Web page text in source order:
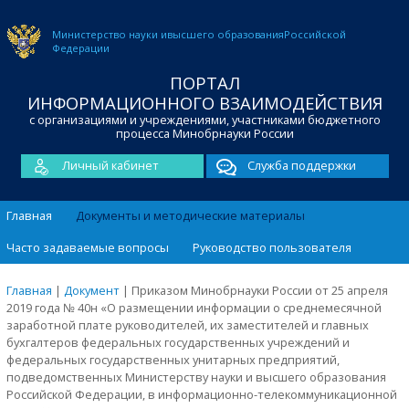
Министерство науки ивысшего образованияРоссийской
Федерации
ПОРТАЛ
ИНФОРМАЦИОННОГО ВЗАИМОДЕЙСТВИЯ
с организациями и учреждениями, участниками бюджетного
процесса Минобрнауки России
Личный кабинет
Служба поддержки
Главная
Документы и методические материалы
Часто задаваемые вопросы
Руководство пользователя
Главная | Документ | Приказом Минобрнауки России от 25 апреля
2019 года № 40н «О размещении информации о среднемесячной
заработной плате руководителей, их заместителей и главных
бухгалтеров федеральных государственных учреждений и
федеральных государственных унитарных предприятий,
подведомственных Министерству науки и высшего образования
Российской Федерации, в информационно-телекоммуникационной